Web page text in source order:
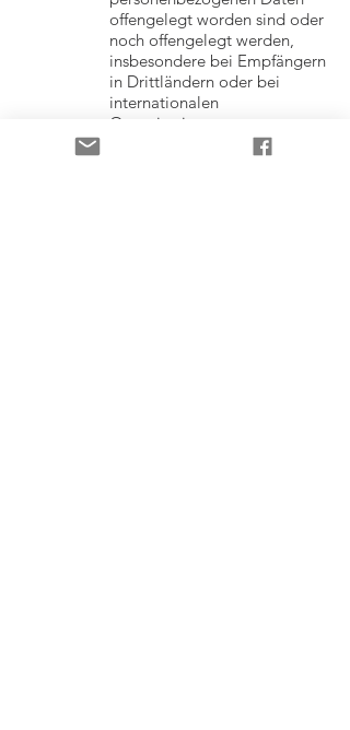
offengelegt worden sind oder
noch offengelegt werden,
insbesondere bei Empfängern
in Drittländern oder bei
internationalen
Organisationen
falls möglich die geplante